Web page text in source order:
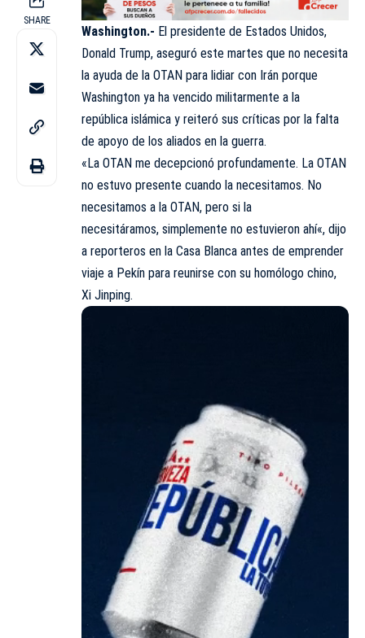
SHARE
Washington.- El presidente de Estados Unidos,
Donald Trump, aseguró este martes que no necesita
la ayuda de la OTAN para lidiar con Irán porque
Washington ya ha vencido militarmente a la
república islámica y reiteró sus críticas por la falta
de apoyo de los aliados en la guerra.
«La OTAN me decepcionó profundamente. La OTAN
no estuvo presente cuando la necesitamos. No
necesitamos a la OTAN, pero si la
necesitáramos, simplemente no estuvieron ahí«, dijo
a reporteros en la Casa Blanca antes de emprender
viaje a Pekín para reunirse con su homólogo chino,
Xi Jinping.